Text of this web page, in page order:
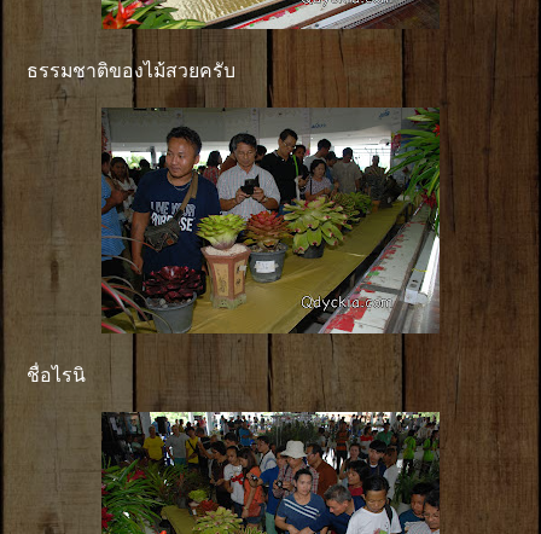
ธรรมชาติของไม้สวยครับ
ชื่อไรนิ